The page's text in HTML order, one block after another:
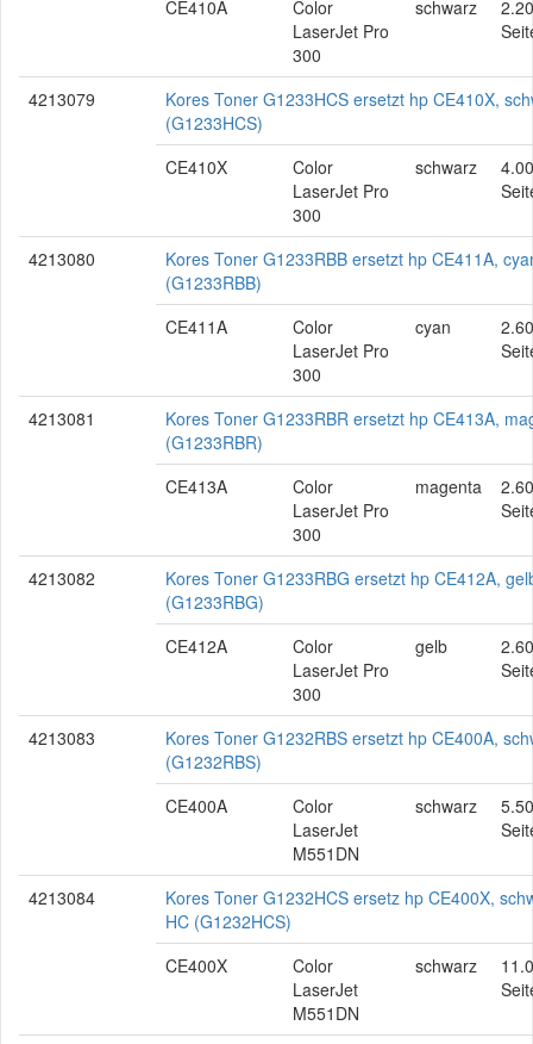
CE410A
Color
LaserJet Pro
300
schwarz
4213079
Kores Toner G1233HCS ersetzt hp CE410X,
(G1233HCS)
CE410X
Color
LaserJet Pro
300
schwarz
4213080
Kores Toner G1233RBB ersetzt hp CE411A,
(G1233RBB)
CE411A
Color
LaserJet Pro
300
cyan
4213081
Kores Toner G1233RBR ersetzt hp CE413A,
(G1233RBR)
CE413A
Color
LaserJet Pro
300
magenta
4213082
Kores Toner G1233RBG ersetzt hp CE412A,
(G1233RBG)
CE412A
Color
LaserJet Pro
300
gelb
4213083
Kores Toner G1232RBS ersetzt hp CE400A,
(G1232RBS)
CE400A
Color
LaserJet
M551DN
schwarz
4213084
Kores Toner G1232HCS ersetz hp CE400X,
HC (G1232HCS)
CE400X
Color
LaserJet
M551DN
schwarz